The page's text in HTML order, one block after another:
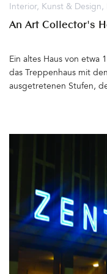
Interior, Kunst & Design,
An Art Collector's
Ein altes Haus von etwa
das Treppenhaus mit
ausgetretenen Stufen,
Wohnbereich,
300 cm große Ölbild
Sideboard aus den
Lampen von Tobias
offene Küche von
wurde Rücksicht auf
teilweise recht groß –